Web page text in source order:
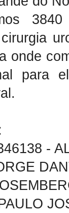
onde
para
-